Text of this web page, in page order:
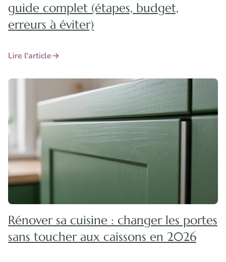
guide complet (étapes, budget,
erreurs à éviter)
Lire l'article
Rénover sa cuisine : changer les portes
sans toucher aux caissons en 2026